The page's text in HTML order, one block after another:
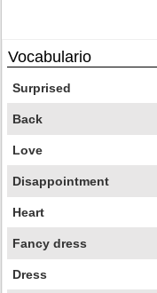
Vocabulario
Surprised
Back
Love
Disappointment
Heart
Fancy dress
Dress